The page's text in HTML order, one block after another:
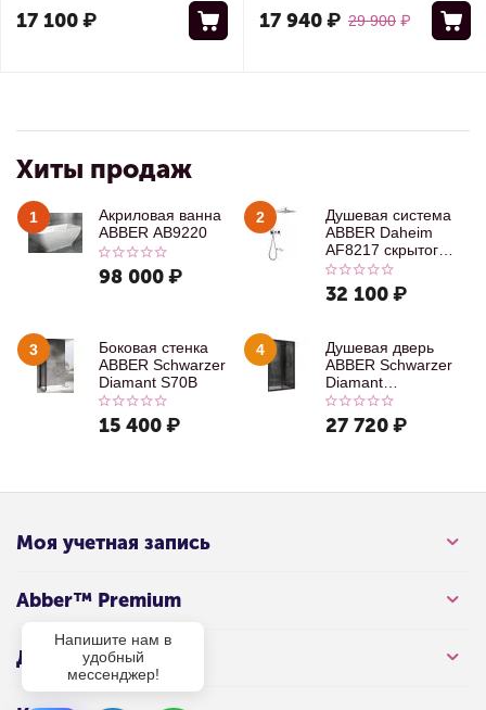
17 100₽ 29 900 ₽
17 940₽
Хиты продаж
1
Акриловая ванна
ABBER AB9220
98 000 ₽
2
Душевая система
ABBER Daheim
AF8217 скрытого
монтажа с
изливом, хром
32 100 ₽
3
Боковая стенка
ABBER Schwarzer
Diamant S70B
15 400 ₽
4
Душевая дверь
ABBER Schwarzer
Diamant
AG30100B
27 720 ₽
Моя учетная запись
Abber™ Premium
Для клиента
Напишите нам в
удобный
мессенджер!